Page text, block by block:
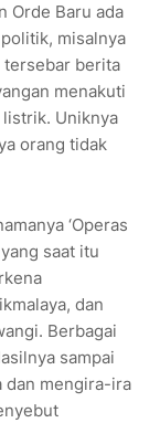
Orde Baru ada
politik, misalnya
tersebar berita
menakuti
listrik. Uniknya
orang tidak
‘Operas
saat itu
dan
Berbagai
sampai
dan mengira-ira